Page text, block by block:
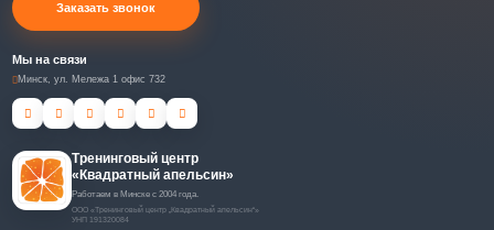
Тренинговый центр
«Квадратный апельсин»
Работаем в Минске с 2004 года.
ООО «Тренинговый центр „Квадратный апельсин“»
УНП 191320084
Заказать звонок
Мы на связи
Минск, ул. Мележа 1 офис 732